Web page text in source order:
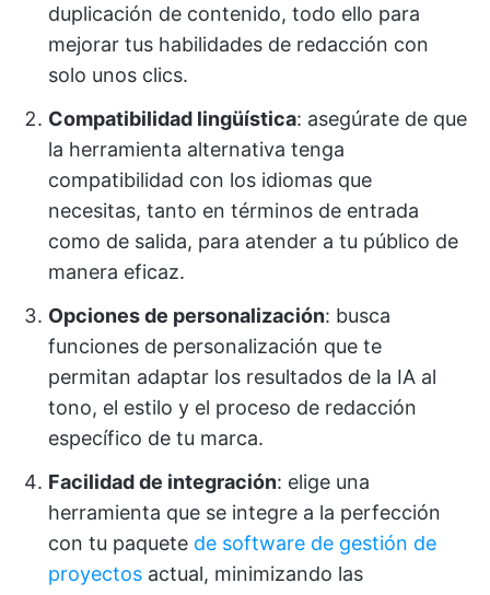
duplicación de contenido, todo ello para
mejorar tus habilidades de redacción con
solo unos clics.
Compatibilidad lingüística: asegúrate de que
la herramienta alternativa tenga
compatibilidad con los idiomas que
necesitas, tanto en términos de entrada
como de salida, para atender a tu público de
manera eficaz.
Opciones de personalización: busca
funciones de personalización que te
permitan adaptar los resultados de la IA al
tono, el estilo y el proceso de redacción
específico de tu marca.
Facilidad de integración: elige una
herramienta que se integre a la perfección
con tu paquete de software de gestión de
proyectos actual, minimizando las